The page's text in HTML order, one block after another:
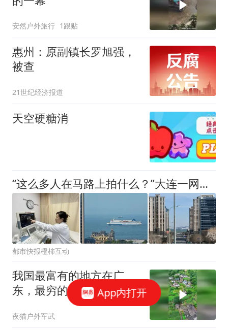
安然户外旅行 1跟贴
惠州：原副镇长罗旭强，
被查
21世纪经济报道
天空硬糖消
“这么多人在马路上拍什么？”大连一网红打卡点火到封路，每天成千上万人在烈日下打卡，有人花百元坐咖啡厅拍，有人苦等一小时只为拍30秒
都市快报橙柿互动
我国最富有的地方在广
东，最穷的地方也在广东
夜猫户外军武
App内打开